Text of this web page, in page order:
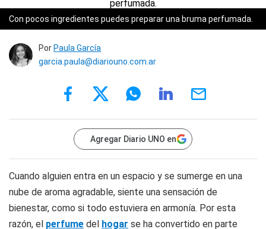
Con pocos ingredientes puedes preparar una bruma perfumada.
Por Paula García
garcia.paula@diariouno.com.ar
Agregar Diario UNO en
Cuando alguien entra en un espacio y se sumerge en una
nube de aroma agradable, siente una sensación de
bienestar, como si todo estuviera en armonía. Por esta
razón, el perfume del hogar se ha convertido en parte